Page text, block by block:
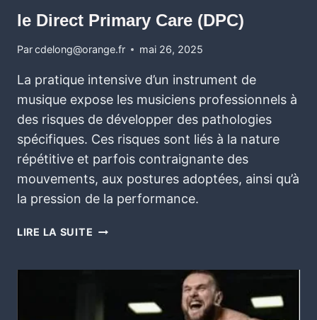
le Direct Primary Care (DPC)
Parcdelong@orange.fr mai 26, 2025
La pratique intensive d’un instrument de
musique expose les musiciens professionnels à
des risques de développer des pathologies
spécifiques. Ces risques sont liés à la nature
répétitive et parfois contraignante des
mouvements, aux postures adoptées, ainsi qu’à
la pression de la performance.
LIRE LA SUITE